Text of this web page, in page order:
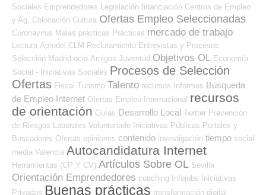
Sociales Emprendedores Legislación financiación Centros de Empleo
y Ag. Colocación Cultura Ofertas Empleo Seleccionadas
Coronavirus Malas prácticas Prácticas mercado de trabajo
Lectura Aprodel CLM Reclutamiento Entrevistas y Procesos
Selección Madrid ocio Amigos Juventud Objetivos OL Economía
Social - Iniciativas Sociales Procesos de Selección
Ofertas Fiscal Turismo Talento recursos Informes Búsqueda
de Empleo Internet Ofertas Empleo Internacional recursos
de orientación Guías Desarrollo Local Twitter Prevención
de Riesgos Laborales Voluntariado Iniciativas Públicas Portales y
Buscadores Ofertas opiniones contenido investigación tiempo social
media Valencia Autocandidatura Internet
Herramientas (CP Y CV) Artículos Sobre OL Sevilla
Orientación Emprendedores coaching Infojobs Iniciativas
Privadas Buenas prácticas transformación digital